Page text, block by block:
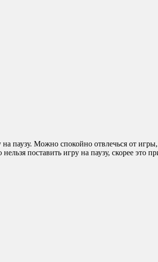
на паузу. Можно спокойно отвлечься от
нельзя поставить игру на паузу, скорее это